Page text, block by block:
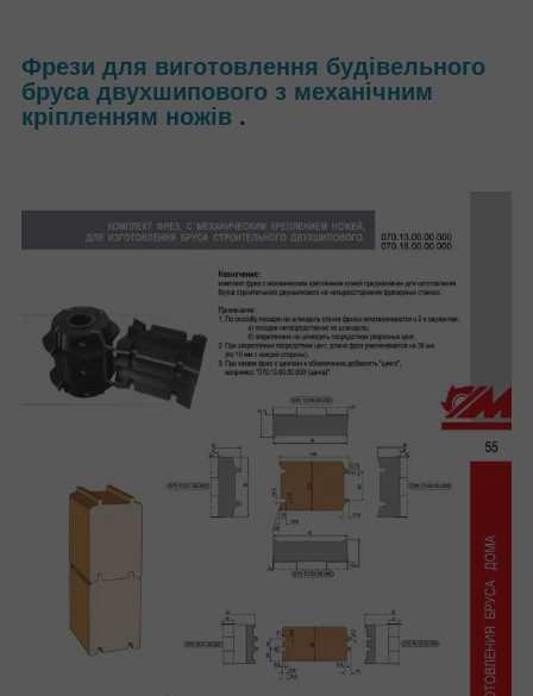
Фрези для виготовлення будівельного
бруса двухшипового з механічним
кріпленням ножів .